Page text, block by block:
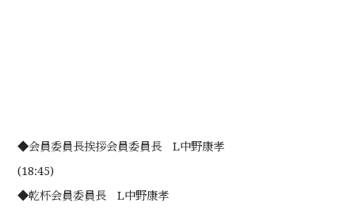
◆会員委員長挨拶会員委員長 L中野康孝
(18:45)
◆乾杯会員委員長 L中野康孝